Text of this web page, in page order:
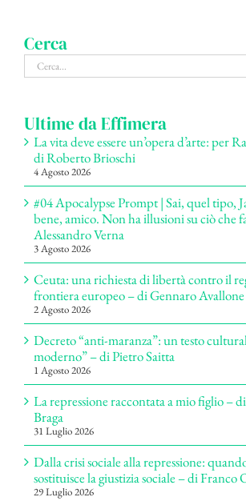
Cerca
Cerca
per:
Ultime da Effimera
La vita deve essere un’opera d’arte: per
di Roberto Brioschi
4 Agosto 2026
#04 Apocalypse Prompt | Sai, quel tipo,
bene, amico. Non ha illusioni su ciò che
Alessandro Verna
3 Agosto 2026
Ceuta: una richiesta di libertà contro il
frontiera europeo – di Gennaro Avallone
2 Agosto 2026
Decreto “anti-maranza”: un testo
moderno” – di Pietro Saitta
1 Agosto 2026
La repressione raccontata a mio figlio –
Braga
31 Luglio 2026
Dalla crisi sociale alla repressione:
sostituisce la giustizia sociale – di Franco
29 Luglio 2026